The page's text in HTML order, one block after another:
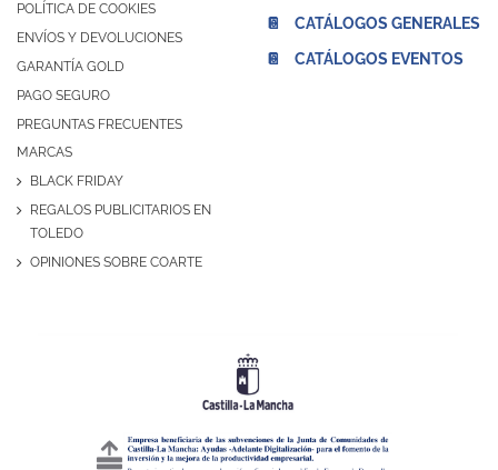
POLÍTICA DE COOKIES
ENVÍOS Y DEVOLUCIONES
GARANTÍA GOLD
PAGO SEGURO
PREGUNTAS FRECUENTES
MARCAS
BLACK FRIDAY
REGALOS PUBLICITARIOS EN
TOLEDO
OPINIONES SOBRE COARTE
📔 CATÁLOGOS GENERALES
📔 CATÁLOGOS EVENTOS